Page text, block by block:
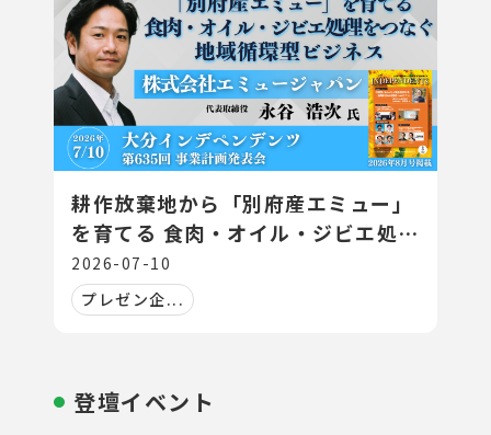
耕作放棄地から「別府産エミュー」
を育てる 食肉・オイル・ジビエ処理
をつなぐ地域循環型ビジネス
2026-07-10
プレゼン企...
登壇イベント